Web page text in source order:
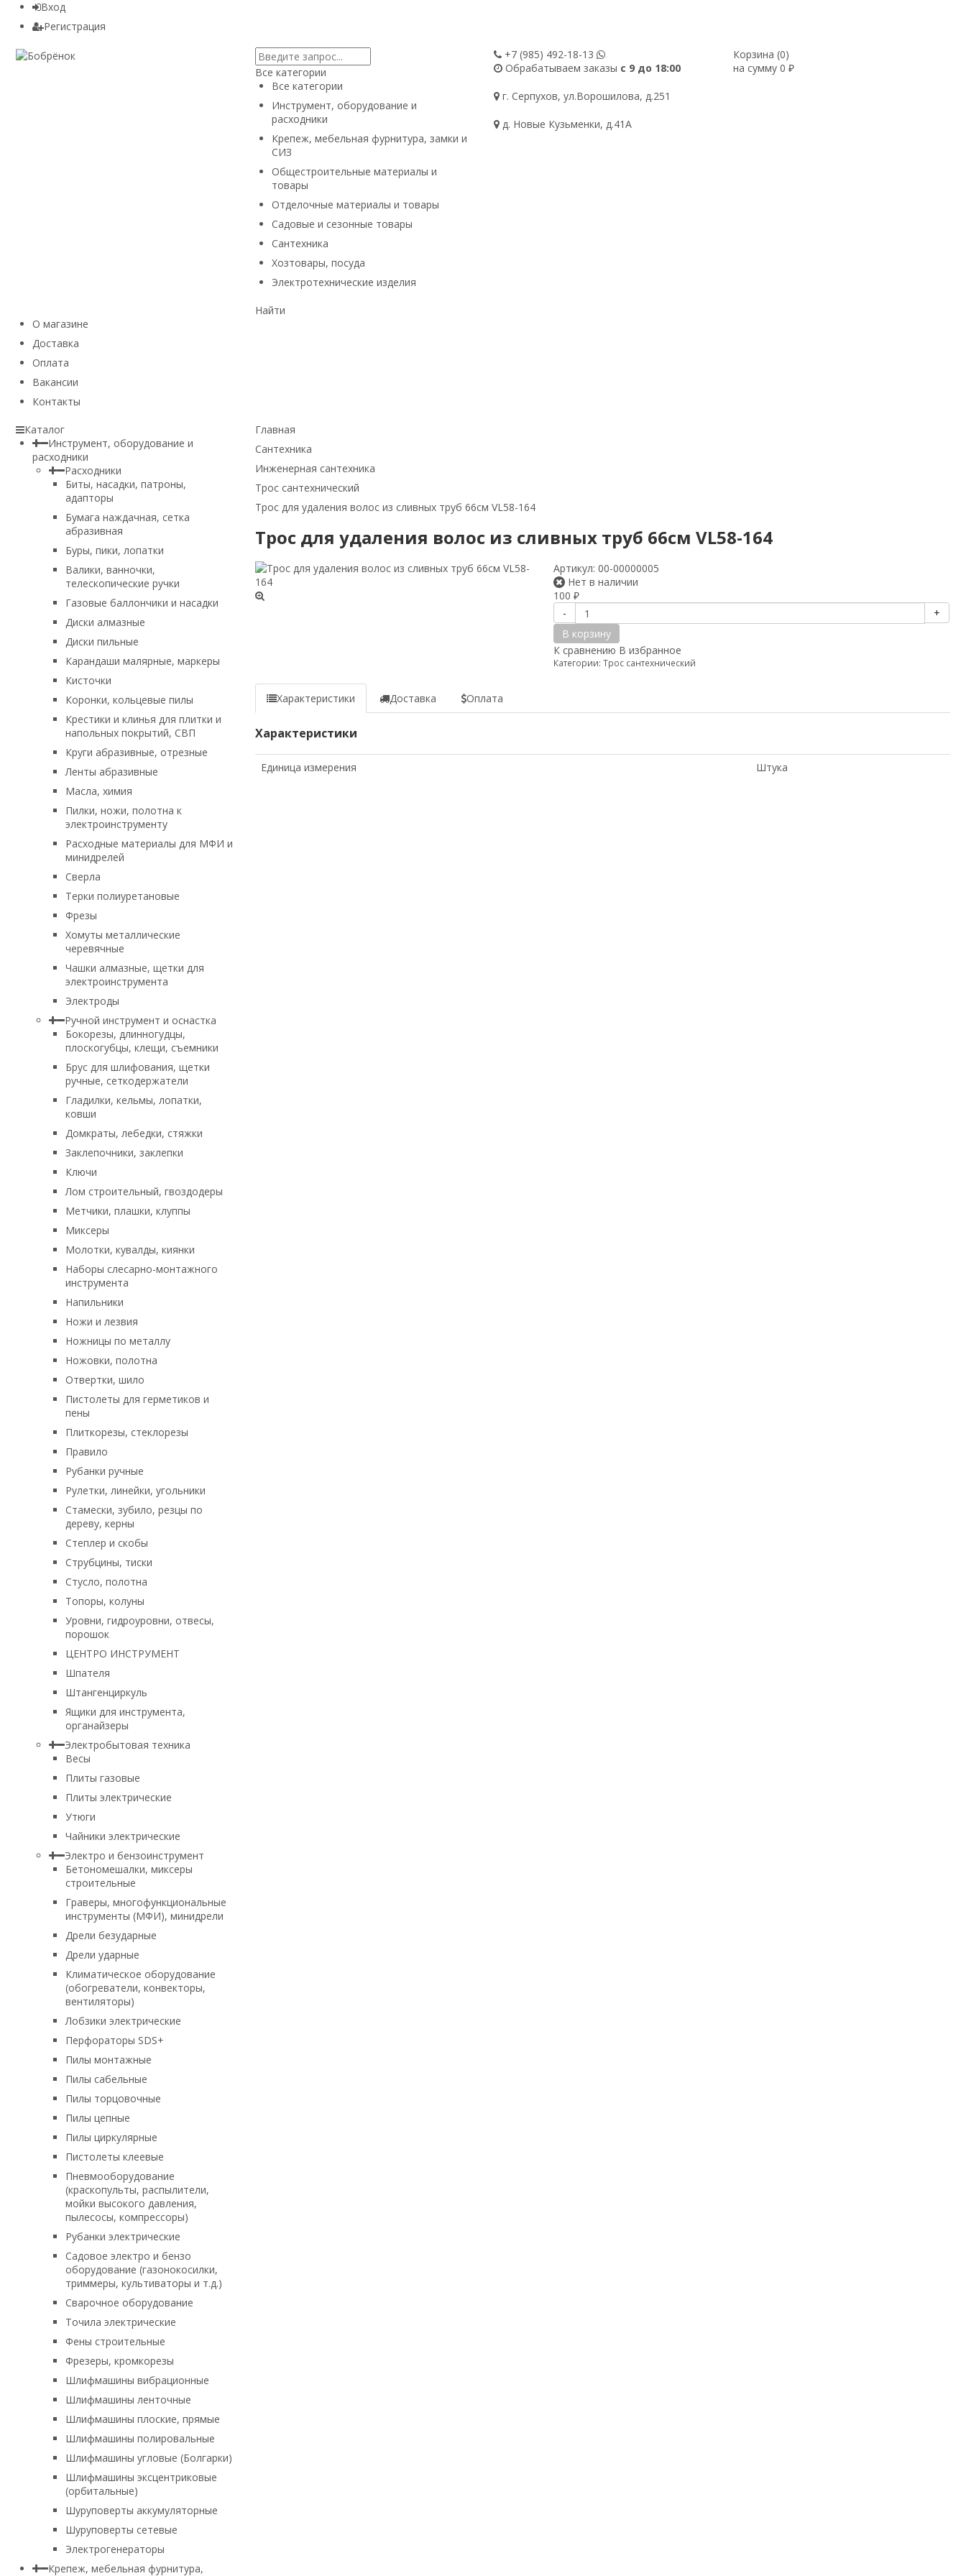
Вход
Регистрация
Все категории
Все категории
Инструмент, оборудование и
расходники
Крепеж, мебельная фурнитура, замки и
СИЗ
Общестроительные материалы и
товары
Отделочные материалы и товары
Садовые и сезонные товары
Сантехника
Хозтовары, посуда
Электротехнические изделия
Найти
+7 (985) 492-18-13
Обрабатываем заказы с 9 до 18:00
г. Серпухов, ул.Ворошилова, д.251
д. Новые Кузьменки, д.41А
Корзина (0)
на сумму 0 ₽
О магазине
Доставка
Оплата
Вакансии
Контакты
Главная
Сантехника
Инженерная сантехника
Трос сантехнический
Трос для удаления волос из сливных труб 66см VL58-164
Трос для удаления волос из сливных труб 66см VL58-164
Артикул:00-00000005
Нет в наличии
100₽
-
+
В корзину
К сравнению В избранное
Категории:Трос сантехнический
Характеристики Доставка Оплата
Характеристики
Единица измерения Штука
Каталог
Инструмент, оборудование и
расходники
Расходники
Биты, насадки, патроны,
адапторы
Бумага наждачная, сетка
абразивная
Буры, пики, лопатки
Валики, ванночки,
телескопические ручки
Газовые баллончики и насадки
Диски алмазные
Диски пильные
Карандаши малярные, маркеры
Кисточки
Коронки, кольцевые пилы
Крестики и клинья для плитки и
напольных покрытий, СВП
Круги абразивные, отрезные
Ленты абразивные
Масла, химия
Пилки, ножи, полотна к
электроинструменту
Расходные материалы для МФИ и
минидрелей
Сверла
Терки полиуретановые
Фрезы
Хомуты металлические
черевячные
Чашки алмазные, щетки для
электроинструмента
Электроды
Ручной инструмент и оснастка
Бокорезы, длинногудцы,
плоскогубцы, клещи, съемники
Брус для шлифования, щетки
ручные, сеткодержатели
Гладилки, кельмы, лопатки,
ковши
Домкраты, лебедки, стяжки
Заклепочники, заклепки
Ключи
Лом строительный, гвоздодеры
Метчики, плашки, клуппы
Миксеры
Молотки, кувалды, киянки
Наборы слесарно-монтажного
инструмента
Напильники
Ножи и лезвия
Ножницы по металлу
Ножовки, полотна
Отвертки, шило
Пистолеты для герметиков и
пены
Плиткорезы, стеклорезы
Правило
Рубанки ручные
Рулетки, линейки, угольники
Стамески, зубило, резцы по
дереву, керны
Степлер и скобы
Струбцины, тиски
Стусло, полотна
Топоры, колуны
Уровни, гидроуровни, отвесы,
порошок
ЦЕНТРО ИНСТРУМЕНТ
Шпателя
Штангенциркуль
Ящики для инструмента,
органайзеры
Электробытовая техника
Весы
Плиты газовые
Плиты электрические
Утюги
Чайники электрические
Электро и бензоинструмент
Бетономешалки, миксеры
строительные
Граверы, многофункциональные
инструменты (МФИ), минидрели
Дрели безударные
Дрели ударные
Климатическое оборудование
(обогреватели, конвекторы,
вентиляторы)
Лобзики электрические
Перфораторы SDS+
Пилы монтажные
Пилы сабельные
Пилы торцовочные
Пилы цепные
Пилы циркулярные
Пистолеты клеевые
Пневмооборудование
(краскопульты, распылители,
мойки высокого давления,
пылесосы, компрессоры)
Рубанки электрические
Садовое электро и бензо
оборудование (газонокосилки,
триммеры, культиваторы и т.д.)
Сварочное оборудование
Точила электрические
Фены строительные
Фрезеры, кромкорезы
Шлифмашины вибрационные
Шлифмашины ленточные
Шлифмашины плоские, прямые
Шлифмашины полировальные
Шлифмашины угловые (Болгарки)
Шлифмашины эксцентриковые
(орбитальные)
Шуруповерты аккумуляторные
Шуруповерты сетевые
Электрогенераторы
Крепеж, мебельная фурнитура,